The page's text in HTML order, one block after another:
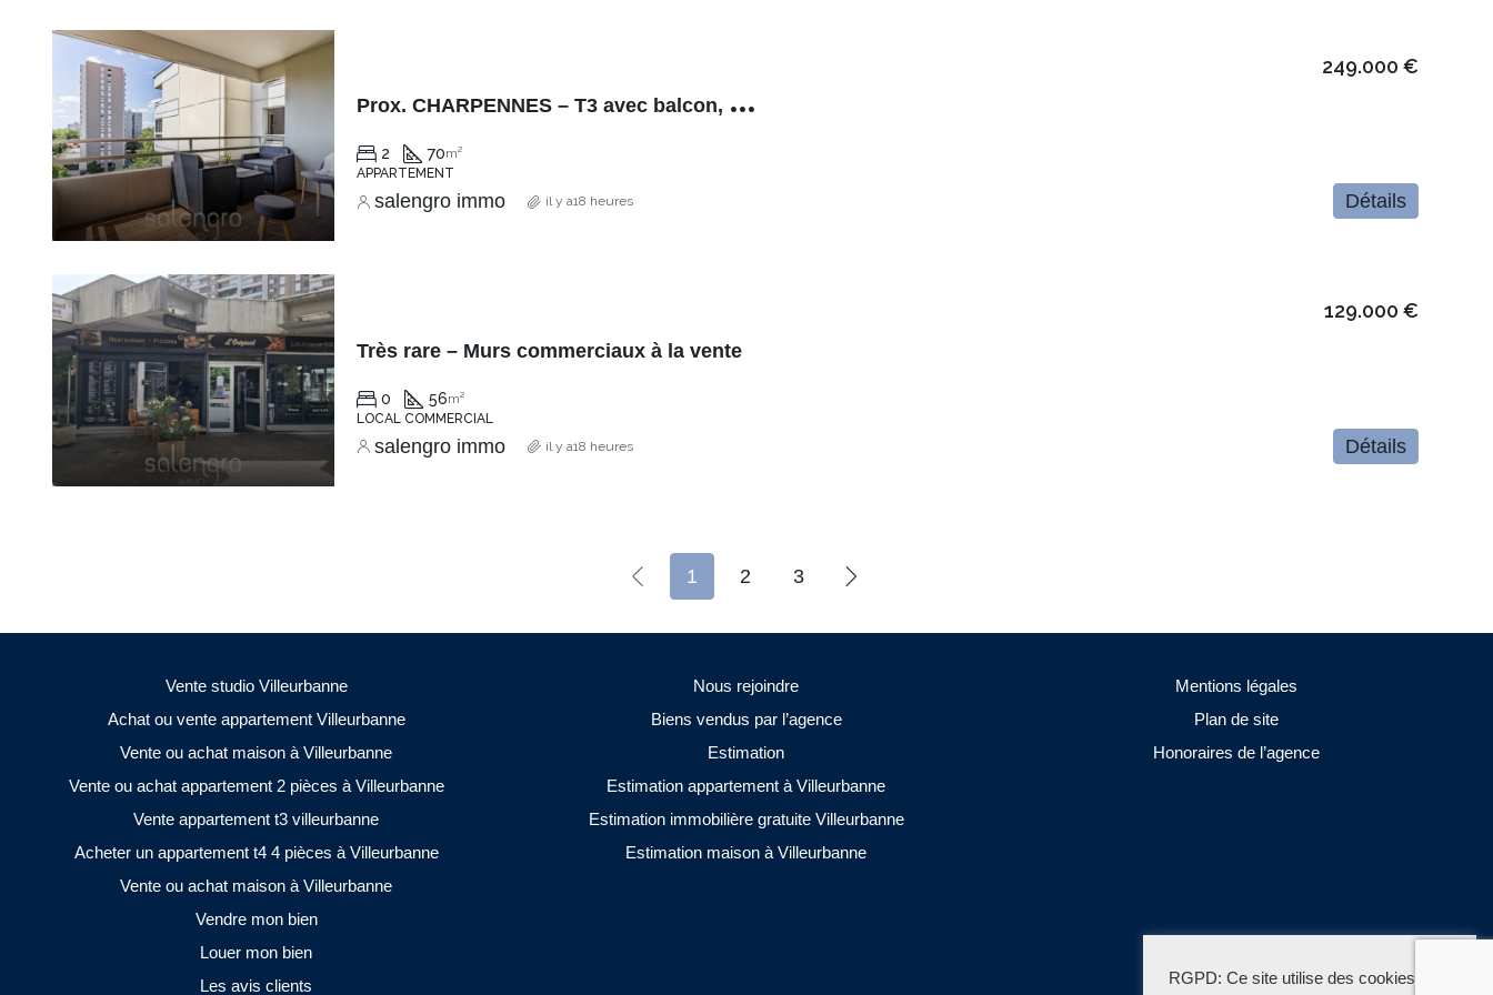
P
rox. CHARPENNES – T3 avec balcon, cellier
249.000 €
2 70m²
APPARTEMENT
Détails
salengro immo il y a18 heures
Très rare – Murs commerciaux à la vente
129.000 €
0 56m²
LOCAL COMMERCIAL
Détails
salengro immo il y a18 heures
1 2 3
Vente studio Villeurbanne
Achat ou vente appartement Villeurbanne
Vente ou achat maison à Villeurbanne
Vente ou achat appartement 2 pièces à Villeurbanne
Vente appartement t3 villeurbanne
Acheter un appartement t4 4 pièces à Villeurbanne
Vente ou achat maison à Villeurbanne
Vendre mon bien
Louer mon bien
Les avis clients
Nous rejoindre
Biens vendus par l’agence
Estimation
Estimation appartement à Villeurbanne
Estimation immobilière gratuite Villeurbanne
Estimation maison à Villeurbanne
Mentions légales
Plan de site
Honoraires de l’agence
RGPD: Ce site utilise des cookies pour